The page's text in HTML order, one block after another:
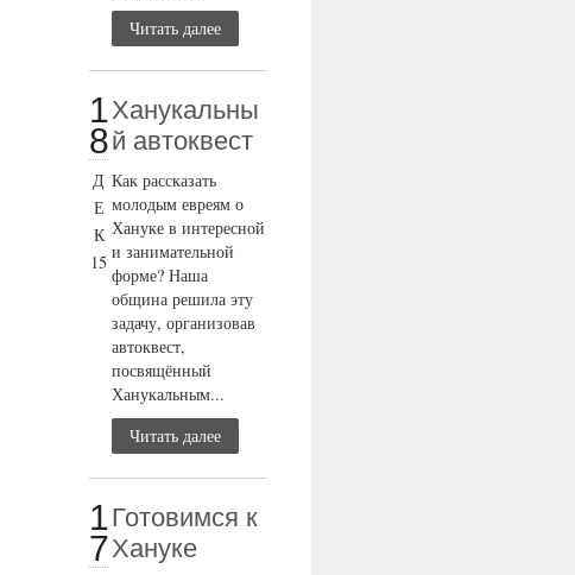
Читать далее
1
8
Д
Е
К
15
Ханукальны
й автоквест
Как рассказать
молодым евреям о
Хануке в интересной
и занимательной
форме? Наша
община решила эту
задачу, организовав
автоквест,
посвящённый
Ханукальным...
Читать далее
1
7
Готовимся к
Хануке